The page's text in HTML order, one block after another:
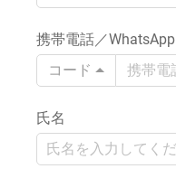
携帯電話／WhatsApp
コード
氏名